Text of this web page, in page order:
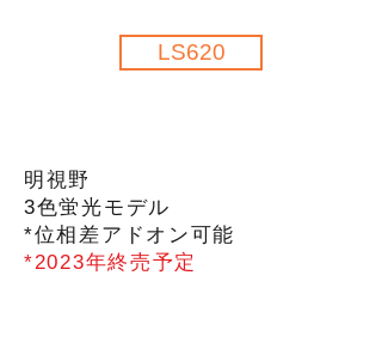
LS620
明視野
3色蛍光​モデル
​*位相差アドオン可能
*2023年終売予定